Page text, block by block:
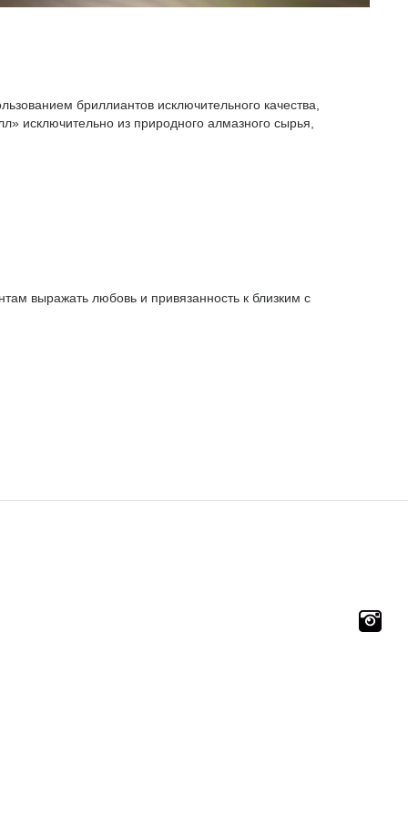
бриллиантов исключительного качества,
исключительно из природного алмазного сырья,
выражать любовь и привязанность к близким с